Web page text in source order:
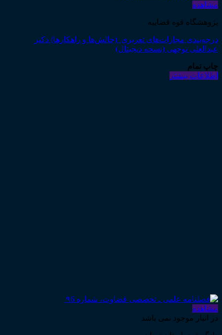
مشاهده
پژوهشگاه قوه قضاییه
درجه‌بندی مجازات‌های تعزیری (چالش‌ها و راهکارها) دکتر
عبدالعلی توجهی (نسخه دیجیتال)
چاپ تمام
اطلاعات بیشتر
مشاهده
در انبار موجود نمی باشد